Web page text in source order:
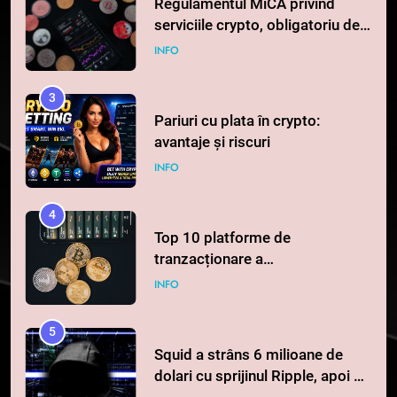
Regulamentul MiCA privind
serviciile crypto, obligatoriu de
la 1 iulie în România
INFO
3
Pariuri cu plata în crypto:
avantaje și riscuri
INFO
4
Top 10 platforme de
tranzacționare a
criptomonedelor în 2026
INFO
5
Squid a strâns 6 milioane de
dolari cu sprijinul Ripple, apoi a